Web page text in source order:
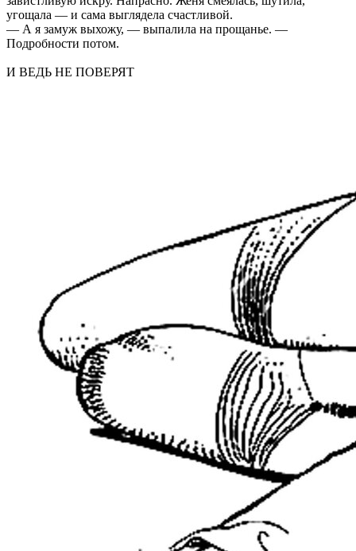
угощала — и сама выглядела счастливой.
— А я замуж выхожу, — выпалила на прощанье. —
Подробности потом.
И ВЕДЬ НЕ ПОВЕРЯТ